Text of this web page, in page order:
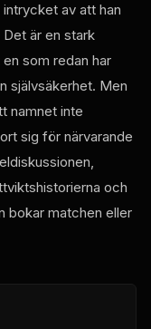
av att han
Det är en stark
som redan har
självsäkerhet. Men
namnet inte
sig för närvarande
och
bokar matchen eller